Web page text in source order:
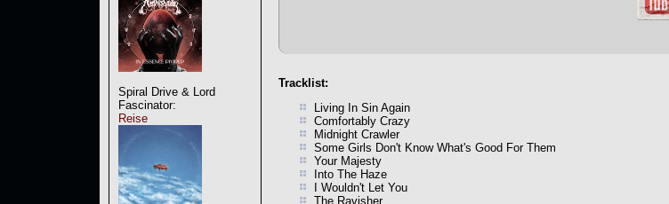
Spiral Drive & Lord
Fascinator:
Reise
Tracklist:
Living In Sin Again
Comfortably Crazy
Midnight Crawler
Some Girls Don't Know What's Good For Them
Your Majesty
Into The Haze
I Wouldn't Let You
The Ravisher